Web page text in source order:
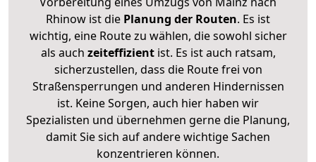
Rhinow ist die Planung der Routen. Es ist
wichtig, eine Route zu wählen, die sowohl sicher
als auch zeiteffizientist. Es ist auch ratsam,
sicherzustellen, dass die Route frei von
Straßensperrungen und anderen Hindernissen
ist. Keine Sorgen, auch hier haben wir
Spezialisten und übernehmen gerne die Planung,
damit Sie sich auf andere wichtige Sachen
konzentrieren können.